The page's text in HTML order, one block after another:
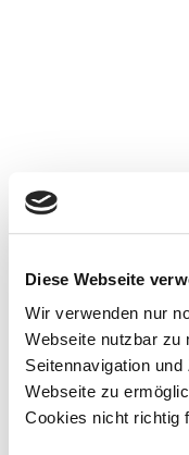
Diese Webseite
Wir verwenden nur
Webseite nutzbar zu
Seitennavigation
Webseite zu
Cookies nicht richtig